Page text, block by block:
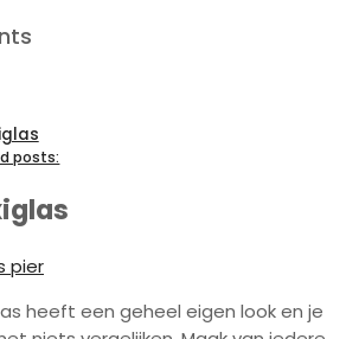
posts:
heeft een geheel eigen look en je